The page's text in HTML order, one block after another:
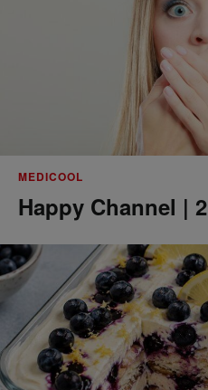
MEDICOOL
Happy Channel | 2